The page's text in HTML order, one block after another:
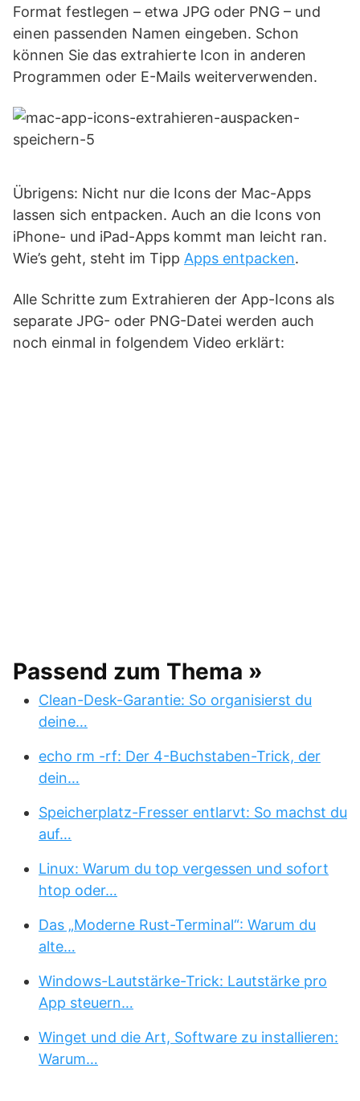
Format festlegen – etwa JPG oder PNG – und
einen passenden Namen eingeben. Schon
können Sie das extrahierte Icon in anderen
Programmen oder E-Mails weiterverwenden.
Übrigens: Nicht nur die Icons der Mac-Apps
lassen sich entpacken. Auch an die Icons von
iPhone- und iPad-Apps kommt man leicht ran.
Wie’s geht, steht im Tipp Apps entpacken.
Alle Schritte zum Extrahieren der App-Icons als
separate JPG- oder PNG-Datei werden auch
noch einmal in folgendem Video erklärt:
Passend zum Thema »
Clean-Desk-Garantie: So organisierst du
deine…
echo rm -rf: Der 4-Buchstaben-Trick, der
dein…
Speicherplatz-Fresser entlarvt: So machst du
auf…
Linux: Warum du top vergessen und sofort
htop oder…
Das „Moderne Rust-Terminal“: Warum du
alte…
Windows-Lautstärke-Trick: Lautstärke pro
App steuern…
Winget und die Art, Software zu installieren:
Warum…